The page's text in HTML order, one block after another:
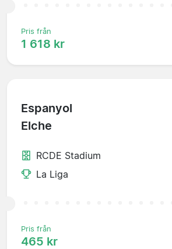
Pris från
1 618 kr
Espanyol
Elche
RCDE Stadium
La Liga
Pris från
465 kr